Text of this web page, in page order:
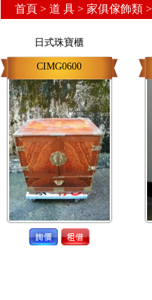
首頁 > 道 具 > 家俱傢飾類
日式珠寶櫃
CIMG0600